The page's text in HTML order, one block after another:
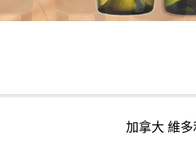
加拿大 維